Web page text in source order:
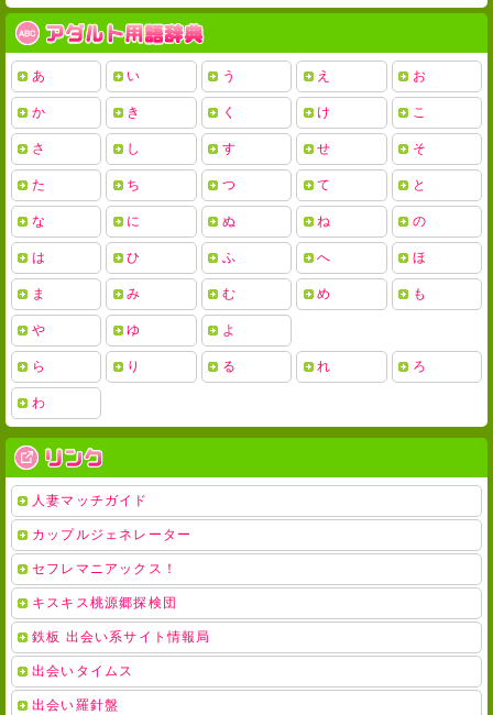
あ い う え お
か き く け こ
さ し す せ そ
た ち つ て と
な に ぬ ね の
は ひ ふ へ ほ
ま み む め も
や ゆ よ
ら り る れ ろ
わ
人妻マッチガイド
カップルジェネレーター
セフレマニアックス！
キスキス桃源郷探検団
鉄板 出会い系サイト情報局
出会いタイムス
出会い羅針盤